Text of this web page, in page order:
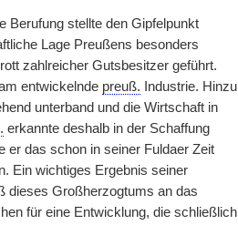
Berufung stellte den Gipfelpunkt
Lage Preußens besonders
zahlreicher Gutsbesitzer geführt.
entwickelnde preuß. Industrie. Hinzu
unterband und die Wirtschaft in
erkannte deshalb in der Schaffung
er das schon in seiner Fuldaer Zeit
Ein wichtiges Ergebnis seiner
dieses Großherzogtums an das
für eine Entwicklung, die schließlich